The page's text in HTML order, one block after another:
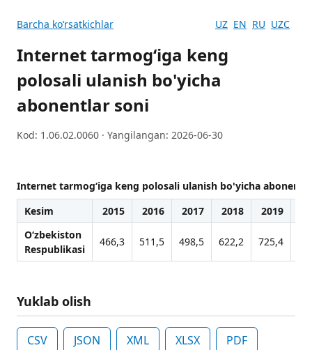
Barcha koʻrsatkichlar UZ EN RU UZC
Internet tarmog‘iga keng
polosali ulanish bo'yicha
abonentlar soni
Kod: 1.06.02.0060 · Yangilangan: 2026-06-30
Internet tarmog‘iga keng polosali ulanish bo'yicha
Kesim
2015 2016 2017 2018 2019
O‘zbekiston
Respublikasi
466,3 511,5 498,5 622,2 725,4
Yuklab olish
CSV JSON XML XLSX PDF